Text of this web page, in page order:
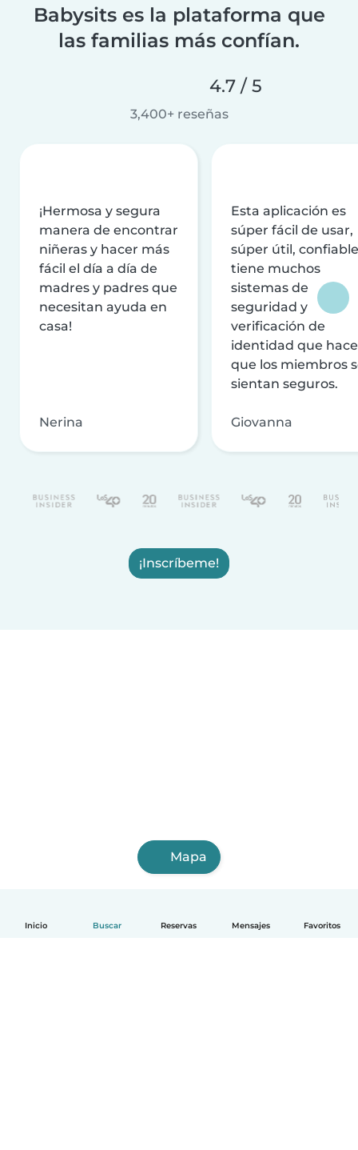
Inicio Buscar Reservas Mensajes Favoritos
Babysits es la plataforma que
las familias más confían.
4.7 / 5
3,400+ reseñas
¡Hermosa y segura
manera de encontrar
niñeras y hacer más
fácil el día a día de
madres y padres que
necesitan ayuda en
casa!
Nerina
Esta aplicación es
súper fácil de usar,
súper útil,
tiene muchos
sistemas de
seguridad y
verificación de
identidad que
que los miembros
sientan seguros.
Giovanna
¡Inscríbeme!
Mapa